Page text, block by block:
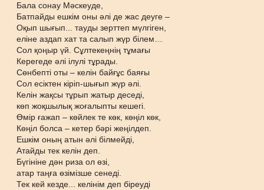
Бала сонау Мәскеуде,
Батпайды ешкім оны әлі де жас деуге –
Оқып шығып... тауды зерттеп мүлгіген,
еліне аздап хат та салып жүр білем…
Сол қоңыр үй. Сұлтекеңнің тұмағы
Керегеде әлі ілулі тұрады.
Сөнбепті оты – келін байғұс баяғы
Сол есіктен кіріп-шығып жүр әлі.
Келін жақсы тұрып жатыр деседі,
көп жоқшылық жоғалыпты кешегі.
Өмір ғажап – көйлек те көк, көңіл көк,
Көңіл болса – кетер бәрі жеңілдеп.
Ешкім оның атын әлі білмейді,
Атайды тек келін деп.
Бүгініне дән риза ол өзі,
атар таңға өзімізше сенеді.
Тек кей кезде... келінім деп біреуді